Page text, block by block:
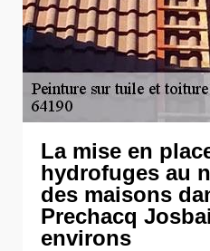
La mise en
hydrofuges au
des maisons
Prechacq
environs